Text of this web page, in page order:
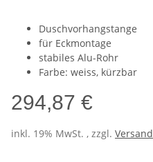
Duschvorhangstange
für Eckmontage
stabiles Alu-Rohr
Farbe: weiss, kürzbar
294,87 €
inkl. 19% MwSt. , zzgl. Versand